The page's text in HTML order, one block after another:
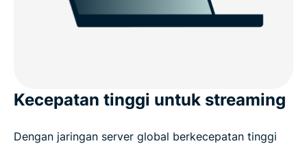
Kecepatan tinggi untuk streaming
Dengan jaringan server global berkecepatan tinggi